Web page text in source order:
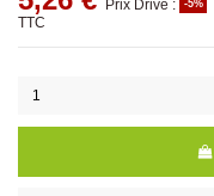
Prix Drive : -5%
TTC